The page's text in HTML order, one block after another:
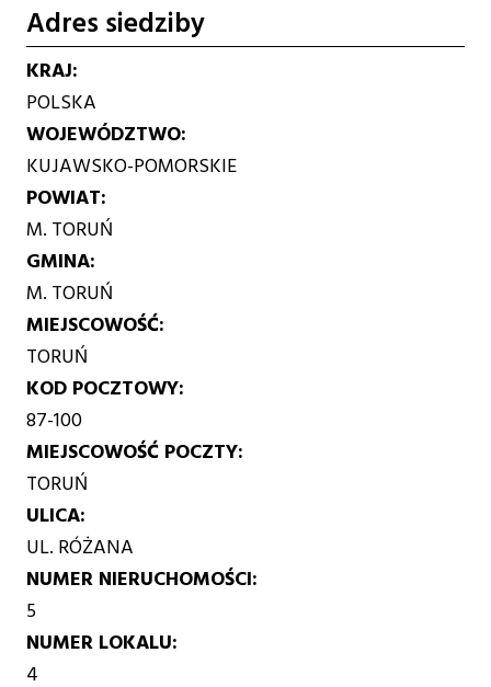
Adres siedziby
KRAJ
POLSKA
WOJEWÓDZTWO
KUJAWSKO-POMORSKIE
POWIAT
M. TORUŃ
GMINA
M. TORUŃ
MIEJSCOWOŚĆ
TORUŃ
KOD POCZTOWY
87-100
MIEJSCOWOŚĆ POCZTY
TORUŃ
ULICA
UL. RÓŻANA
NUMER NIERUCHOMOŚCI
5
NUMER LOKALU
4